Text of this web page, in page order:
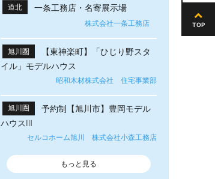
道北 一条工務店・名寄展示場
株式会社一条工務店
旭川圏
【東神楽町】「ひじり野スタ
イル」モデルハウス
昭和木材株式会社 住宅事業部
旭川圏
予約制【旭川市】豊岡モデル
ハウスⅢ
セルコホーム旭川 株式会社小森工務店
もっと見る
TOP